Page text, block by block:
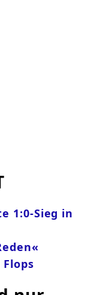
1:0-Sieg in